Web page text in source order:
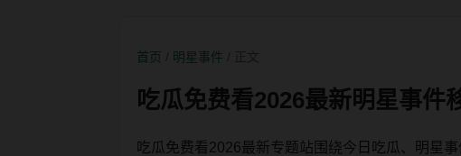
首页 明星事件
吃瓜免费看2026最新明星事件
吃瓜免费看2026最新专题站围绕今日吃瓜、明星